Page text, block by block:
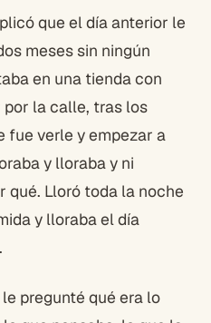
que el día anterior le
meses sin ningún
en una tienda con
por la calle, tras los
fue verle y empezar a
y lloraba y ni
qué. Lloró toda la noche
y lloraba el día
pregunté qué era lo